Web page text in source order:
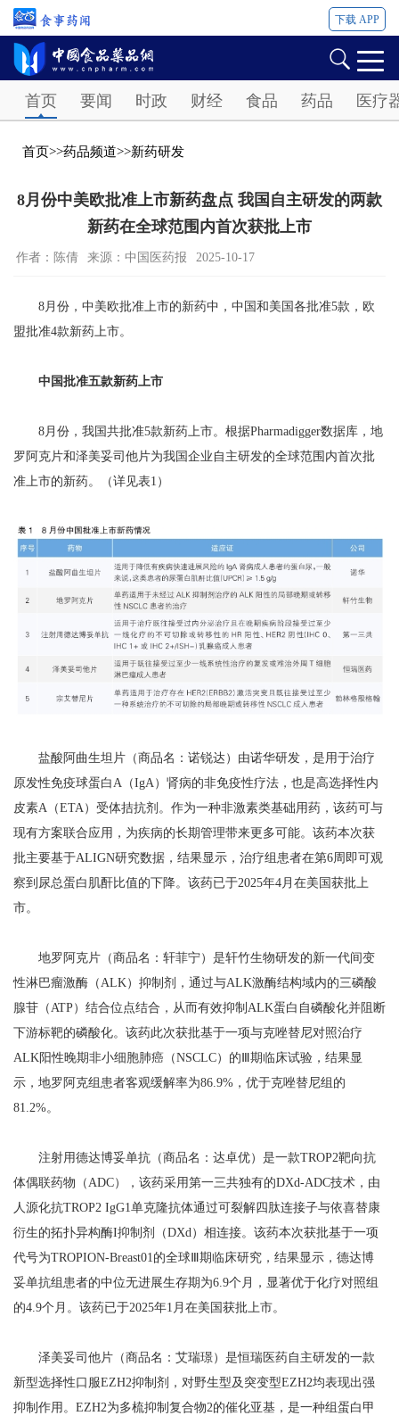
下载 APP
首页 要闻 时政 财经 食品 药品 医疗
首页>>药品频道>>新药研发
8月份中美欧批准上市新药盘点 我国自主研发的两款
新药在全球范围内首次获批上市
作者：陈倩 来源：中国医药报 2025-10-17
8月份，中美欧批准上市的新药中，中国和美国各批准5款，欧
盟批准4款新药上市。
中国批准五款新药上市
8月份，我国共批准5款新药上市。根据Pharmadigger数据库，地
罗阿克片和泽美妥司他片为我国企业自主研发的全球范围内首次批
准上市的新药。（详见表1）
盐酸阿曲生坦片（商品名：诺锐达）由诺华研发，是用于治疗
原发性免疫球蛋白A（IgA）肾病的非免疫性疗法，也是高选择性内
皮素A（ETA）受体拮抗剂。作为一种非激素类基础用药，该药可与
现有方案联合应用，为疾病的长期管理带来更多可能。该药本次获
批主要基于ALIGN研究数据，结果显示，治疗组患者在第6周即可观
察到尿总蛋白肌酐比值的下降。该药已于2025年4月在美国获批上
市。
地罗阿克片（商品名：轩菲宁）是轩竹生物研发的新一代间变
性淋巴瘤激酶（ALK）抑制剂，通过与ALK激酶结构域内的三磷酸
腺苷（ATP）结合位点结合，从而有效抑制ALK蛋白自磷酸化并阻断
下游标靶的磷酸化。该药此次获批基于一项与克唑替尼对照治疗
ALK阳性晚期非小细胞肺癌（NSCLC）的Ⅲ期临床试验，结果显
示，地罗阿克组患者客观缓解率为86.9%，优于克唑替尼组的
81.2%。
注射用德达博妥单抗（商品名：达卓优）是一款TROP2靶向抗
体偶联药物（ADC），该药采用第一三共独有的DXd-ADC技术，由
人源化抗TROP2 IgG1单克隆抗体通过可裂解四肽连接子与依喜替康
衍生的拓扑异构酶I抑制剂（DXd）相连接。该药本次获批基于一项
代号为TROPION-Breast01的全球Ⅲ期临床研究，结果显示，德达博
妥单抗组患者的中位无进展生存期为6.9个月，显著优于化疗对照组
的4.9个月。该药已于2025年1月在美国获批上市。
泽美妥司他片（商品名：艾瑞璟）是恒瑞医药自主研发的一款
新型选择性口服EZH2抑制剂，对野生型及突变型EZH2均表现出强
抑制作用。EZH2为多梳抑制复合物2的催化亚基，是一种组蛋白甲